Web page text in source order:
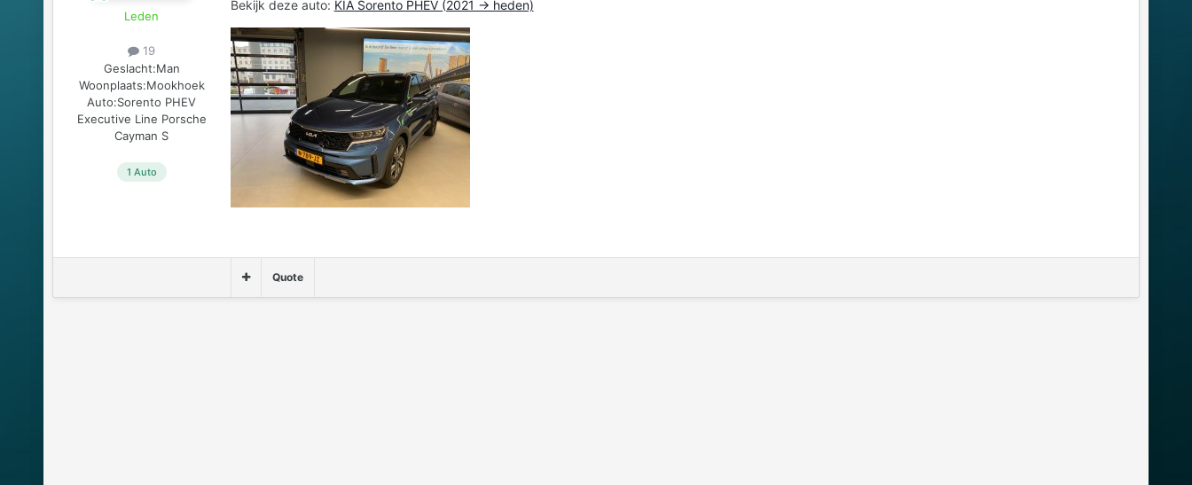
Leden
19
Geslacht:Man
Woonplaats:Mookhoek
Auto:Sorento PHEV
Executive Line Porsche
Cayman S
1 Auto
Bekijk deze auto: KIA Sorento PHEV (2021 -> heden)
Quote